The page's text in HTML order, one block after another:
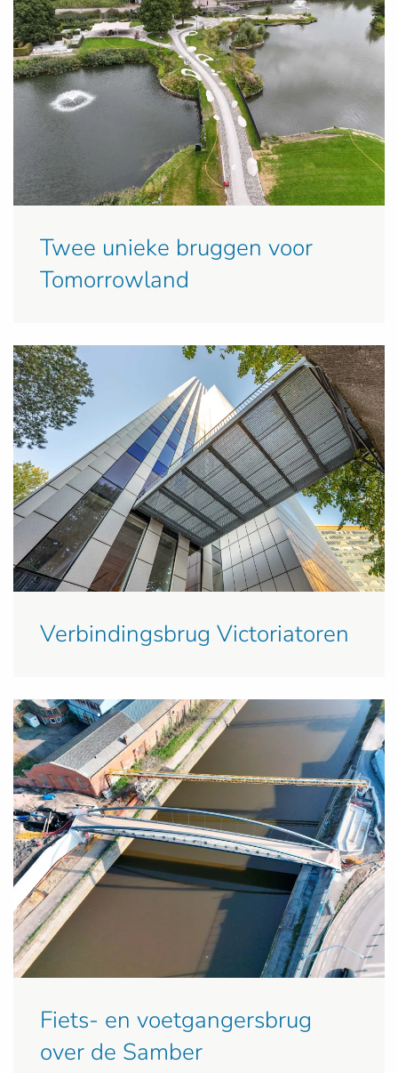
Twee unieke bruggen voor
Tomorrowland
Verbindingsbrug Victoriatoren
Fiets- en voetgangersbrug
over de Samber